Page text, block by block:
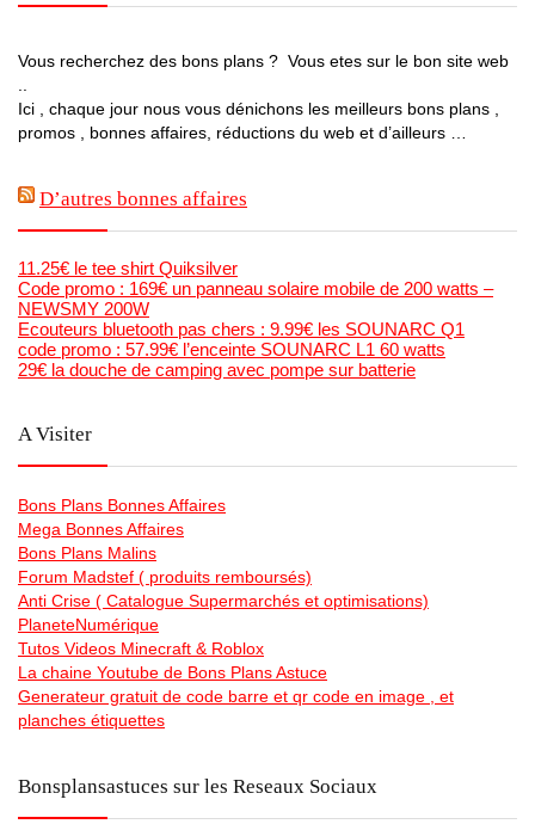
Vous recherchez des bons plans ? Vous etes sur le bon site web
Ici , chaque jour nous vous dénichons les meilleurs bons plans ,
promos , bonnes affaires, réductions du web et d’ailleurs …
D’autres bonnes affaires
11.25€ le tee shirt Quiksilver
Code promo : 169€ un panneau solaire mobile de 200 watts –
NEWSMY 200W
Ecouteurs bluetooth pas chers : 9.99€ les SOUNARC Q1
code promo : 57.99€ l’enceinte SOUNARC L1 60 watts
29€ la douche de camping avec pompe sur batterie
A Visiter
Bons Plans Bonnes Affaires
Mega Bonnes Affaires
Bons Plans Malins
Forum Madstef ( produits remboursés)
Anti Crise ( Catalogue Supermarchés et optimisations)
PlaneteNumérique
Tutos Videos Minecraft & Roblox
La chaine Youtube de Bons Plans Astuce
Generateur gratuit de code barre et qr code en image , et
planches étiquettes
Bonsplansastuces sur les Reseaux Sociaux